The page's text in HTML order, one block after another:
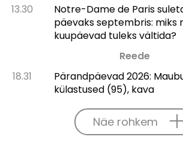
13.30
Notre-Dame de Paris
päevaks septembris: miks
kuupäevad tuleks vältida?
Reede
18.31
Pärandpäevad 2026:
külastused (95), kava
Näe rohkem